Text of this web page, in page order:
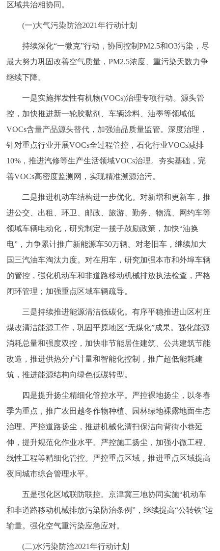
多语种
DEUTSCH FRANÇAIS РУССКИЙ ЯЗЫК
ESPAÑOL PORTUGUÊS
回到顶部
区域共治相协同。
(一)大气污染防治2021年行动计划
持续深化“一微克”行动，协同控制PM2.5和O3污染，尽
最大努力巩固改善空气质量，PM2.5浓度、重污染天数力争
继续下降。
一是实施挥发性有机物(VOCs)治理专项行动。源头管
控，加快推进新一轮胶黏剂、车辆涂料、油墨等领域低
VOCs含量产品源头替代，加强油品质量监管。深度治理，
针对重点行业开展VOCs全过程管控，石化行业VOCs减排
10%，推进汽修等生产生活领域VOCs治理。夯实基础，完
善VOCs高密度监测网，实现精准溯源治污。
二是推进机动车结构进一步优化。对新增和更新车，推
进公交、出租、环卫、邮政、旅游、勤务、物流、网约车等
领域车辆电动化，研究制定一揽子鼓励政策，加快“油换
电”，力争累计推广新能源车50万辆。对老旧车，继续加大
国三汽油车淘汰力度。对在用车，研究加强本市和外埠车辆
的管控，强化机动车和非道路移动机械排放执法检查，严格
闭环管理；加强重点区域车辆疏导。
三是持续推进能源清洁低碳化。有序平稳推进山区村庄
煤改清洁能源工作，巩固平原地区“无煤化”成果。强化能源
消耗总量和强度双控，加快非节能居住建筑、公共建筑节能
改造，推进供热分户计量和智能化控制，推广超低能耗建
筑，推进能源结构向绿色低碳转型。
四是提升扬尘精细化管控水平。严控裸地扬尘，以冬春
季为重点，推广农田越冬作物种植、园林绿地裸露地面生态
治理。严控道路扬尘，推进机械化清扫保洁向背街小巷延
伸，提升规范化作业水平。严控施工扬尘，加强小微工程、
线性工程等精细化管控。严控重点区域，推进重点区域提高
夜间城市综合管理水平。
五是强化区域联防联控。京津冀三地协同实施“机动车
和非道路移动机械排放污染防治条例”，继续提高“公转铁”运
输量。强化空气重污染应急应对。
(二)水污染防治2021年行动计划